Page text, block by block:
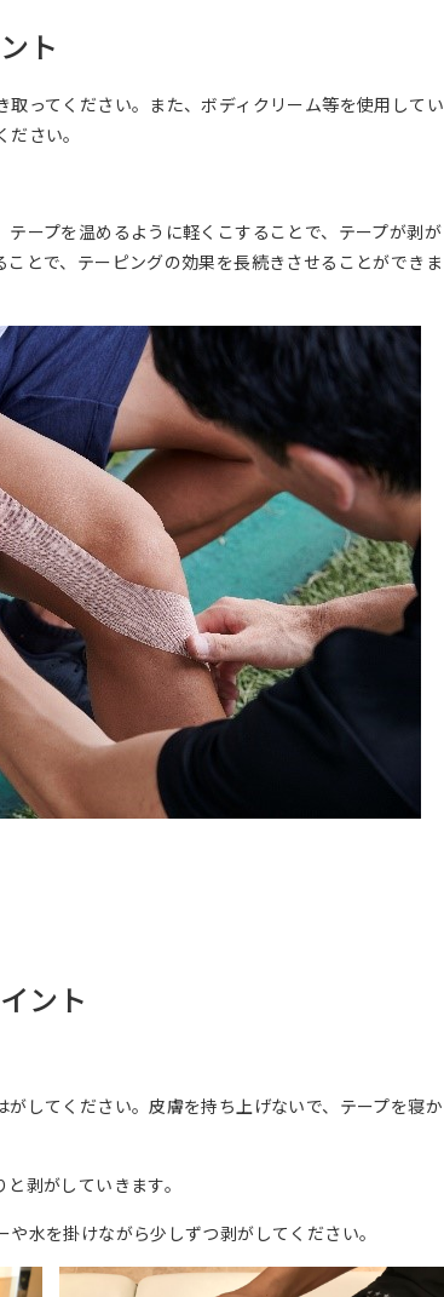
ト
ってください。また、ボディクリーム等を使用してい
さい。
ープを温めるように軽くこすることで、テープが剥が
とで、テーピングの効果を長続きさせることができま
ント
してください。皮膚を持ち上げないで、テープを寝か
剥がしていきます。
水を掛けながら少しずつ剥がしてください。